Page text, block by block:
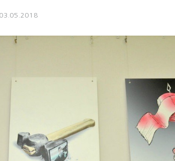
03.05.2018